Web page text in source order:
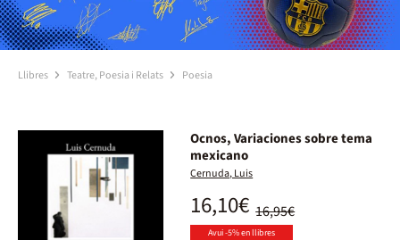
Llibres Teatre, Poesia i Relats Poesia
Ocnos, Variaciones sobre tema
mexicano
Cernuda, Luis
16,95€
16,10€
Avui -5% en llibres